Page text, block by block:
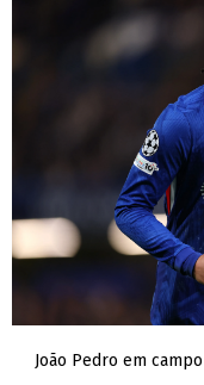
João Pedro em